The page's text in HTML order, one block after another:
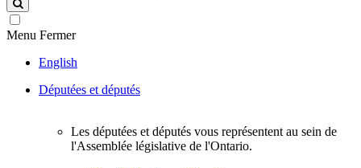
ce
site
Menu Fermer
English
Députées et députés
Les députées et députés vous représentent au sein de
l'Assemblée législative de l'Ontario.